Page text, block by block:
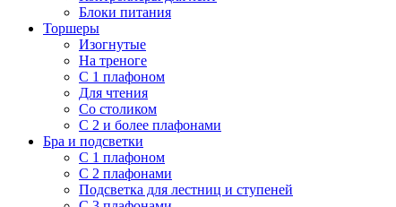
Блоки питания
Торшеры
Изогнутые
На треноге
С 1 плафоном
Для чтения
Со столиком
С 2 и более плафонами
Бра и подсветки
С 1 плафоном
С 2 плафонами
Подсветка для лестниц и ступеней